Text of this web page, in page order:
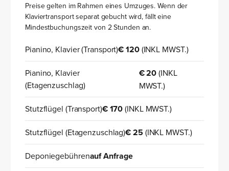
Preise gelten im Rahmen eines Umzuges. Wenn der
Klaviertransport separat gebucht wird, fällt eine
Mindestbuchungszeit von 2 Stunden an.
Pianino, Klavier (Transport)€ 120(INKL MWST.)
Pianino, Klavier
(Etagenzuschlag)
€ 20(INKL
MWST.)
Stutzflügel (Transport)€ 170(INKL MWST.)
Stutzflügel (Etagenzuschlag)€ 25(INKL MWST.)
Deponiegebührenauf Anfrage